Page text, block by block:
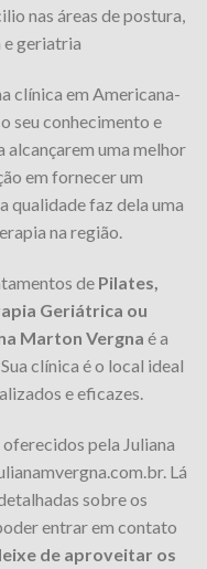
nas áreas de postura,
geriatria
clínica em Americana-
seu conhecimento e
alcançarem uma melhor
em fornecer um
qualidade faz dela uma
na região.
de Pilates,
Geriátrica ou
Marton Vergna é a
clínica é o local ideal
e eficazes.
pela Juliana
Lá
sobre os
entrar em contato
de aproveitar os